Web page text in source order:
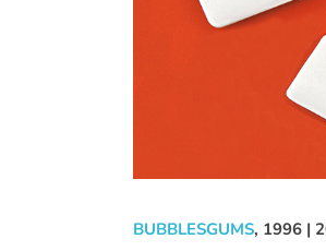
BUBBLESGUMS, 1996 |